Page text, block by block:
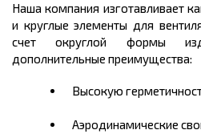
Наша компания изготавливает
и круглые элементы для
счет округлой формы
дополнительные преимущества:
Высокую
Аэродинамические